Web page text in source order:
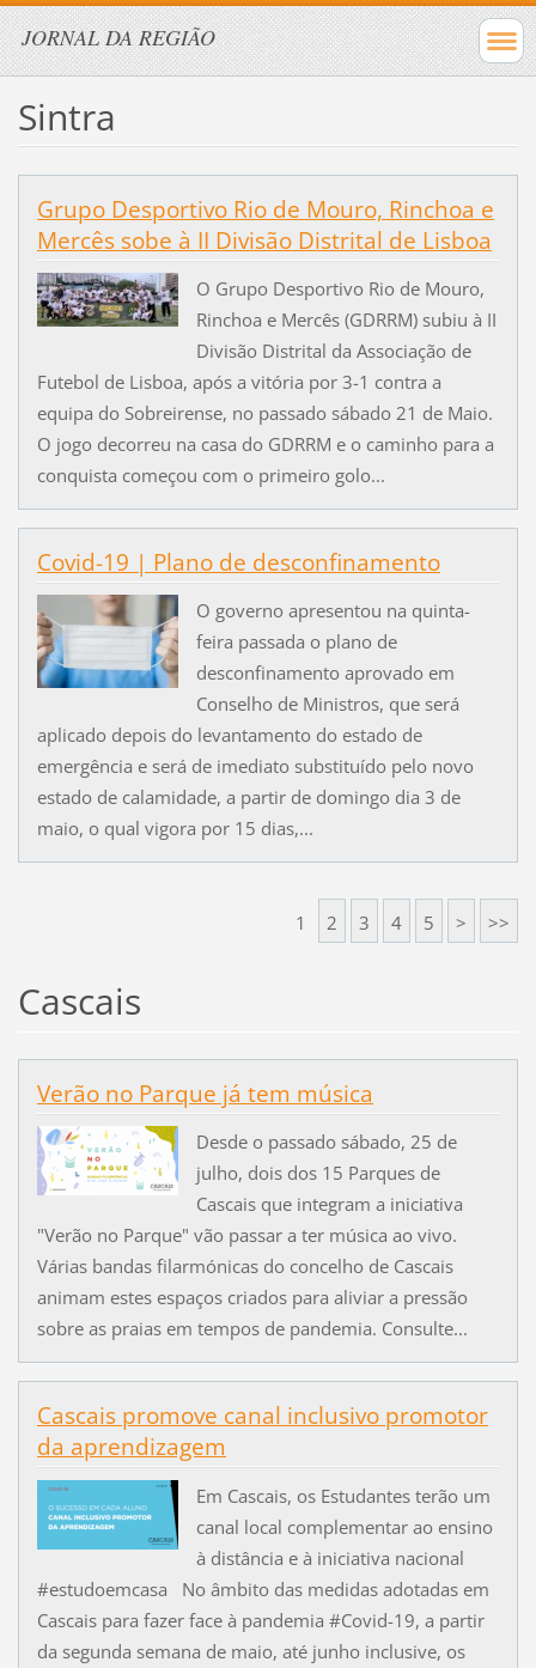
JORNAL DA REGIÃO
Sintra
Grupo Desportivo Rio de Mouro, Rinchoa e
Mercês sobe à II Divisão Distrital de Lisboa
O Grupo Desportivo Rio de Mouro,
Rinchoa e Mercês (GDRRM) subiu à II
Divisão Distrital da Associação de
Futebol de Lisboa, após a vitória por 3-1 contra a
equipa do Sobreirense, no passado sábado 21 de Maio.
O jogo decorreu na casa do GDRRM e o caminho para a
conquista começou com o primeiro golo...
Covid-19 | Plano de desconfinamento
O governo apresentou na quinta-
feira passada o plano de
desconfinamento aprovado em
Conselho de Ministros, que será
aplicado depois do levantamento do estado de
emergência e será de imediato substituído pelo novo
estado de calamidade, a partir de domingo dia 3 de
maio, o qual vigora por 15 dias,...
1 2 3 4 5 > >>
Cascais
Verão no Parque já tem música
Desde o passado sábado, 25 de
julho, dois dos 15 Parques de
Cascais que integram a iniciativa
"Verão no Parque" vão passar a ter música ao vivo.
Várias bandas filarmónicas do concelho de Cascais
animam estes espaços criados para aliviar a pressão
sobre as praias em tempos de pandemia. Consulte...
Cascais promove canal inclusivo promotor
da aprendizagem
Em Cascais, os Estudantes terão um
canal local complementar ao ensino
à distância e à iniciativa nacional
#estudoemcasa No âmbito das medidas adotadas em
Cascais para fazer face à pandemia #Covid-19, a partir
da segunda semana de maio, até junho inclusive, os